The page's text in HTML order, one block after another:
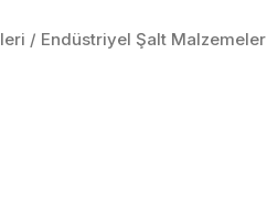
/ Endüstriyel Şalt Malzemeler